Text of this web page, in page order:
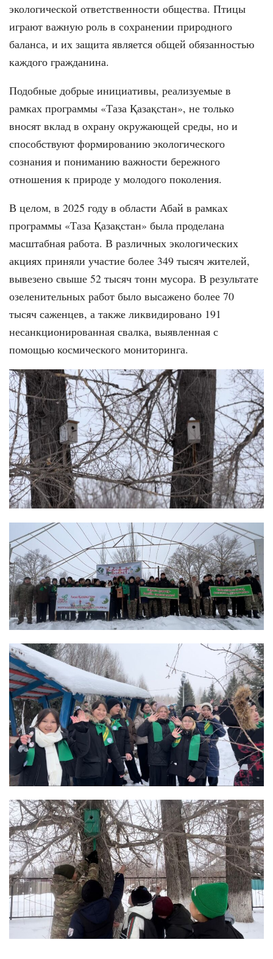
экологической ответственности общества. Птицы
играют важную роль в сохранении природного
баланса, и их защита является общей обязанностью
каждого гражданина.
Подобные добрые инициативы, реализуемые в
рамках программы «Таза Қазақстан», не только
вносят вклад в охрану окружающей среды, но и
способствуют формированию экологического
сознания и пониманию важности бережного
отношения к природе у молодого поколения.
В целом, в 2025 году в области Абай в рамках
программы «Таза Қазақстан» была проделана
масштабная работа. В различных экологических
акциях приняли участие более 349 тысяч жителей,
вывезено свыше 52 тысяч тонн мусора. В результате
озеленительных работ было высажено более 70
тысяч саженцев, а также ликвидировано 191
несанкционированная свалка, выявленная с
помощью космического мониторинга.